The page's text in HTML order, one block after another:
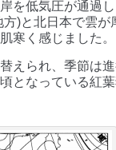
を低気圧が通過
)と北日本で雲が
寒く感じました。
えられ、季節は
となっている紅